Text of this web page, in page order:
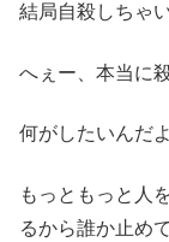
結局自殺しちゃ
へぇー、本当に
何がしたいんだ
もっともっと人
るから誰か止め